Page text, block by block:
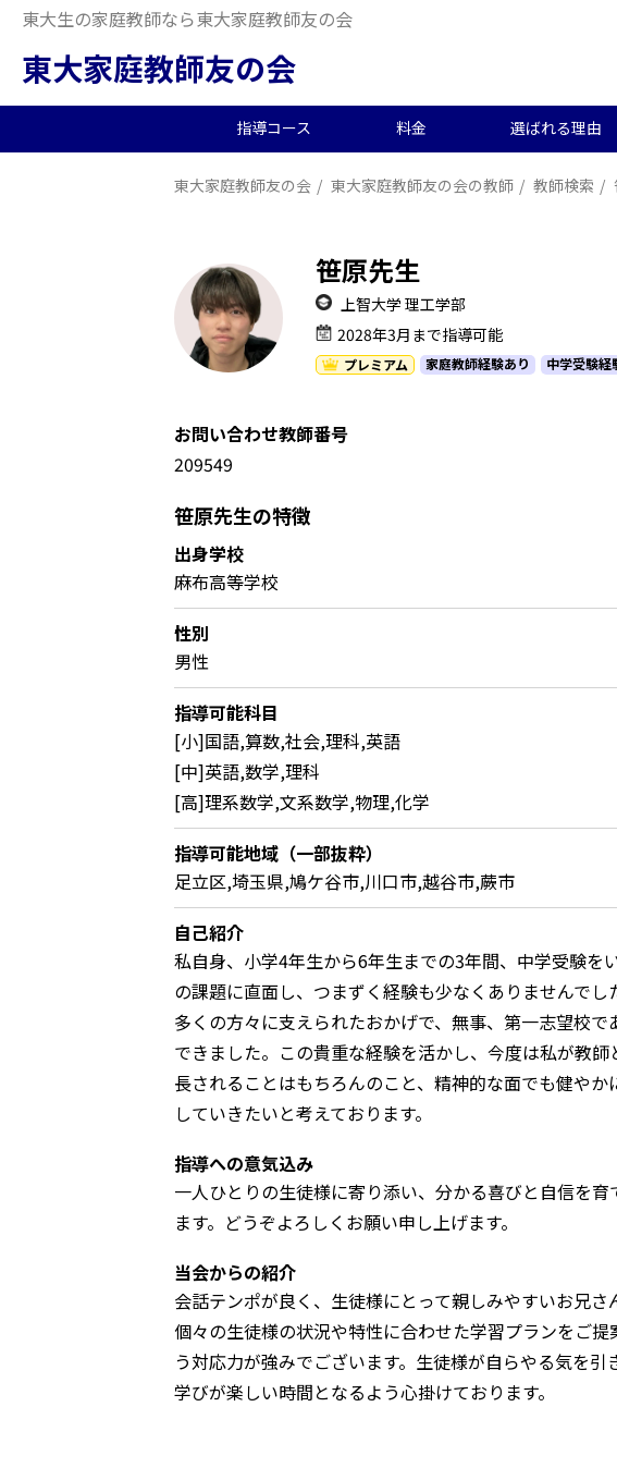
東大生の家庭教師なら東大家庭教師友の会
東大家庭教師友の会
指導コース
中学受験/塾対策 高校受験
大学生向け
社会人向け
料金
料金概要 小学生のご料金
選ばれる理由
当会の特徴 オンライン自習室
東大生の教師を探す 派遣エリアから探
2026年度合格実績 中学受験の合格実
東大家庭教師友の会 東大家庭教師友の会の教師 教師検索
笹原先生
上智大学 理工学部
2028年3月まで指導可能
プレミアム 家庭教師経験あり 中学受験経
お問い合わせ教師番号
1209549
笹原先生の特徴
出身学校
麻布高等学校
性別
男性
指導可能科目
[小]国語,算数,社会,理科,英語
[中]英語,数学,理科
[高]理系数学,文系数学,物理,化学
指導可能地域（一部抜粋）
足立区,埼玉県,鳩ケ谷市,川口市,越谷市,蕨市
自己紹介
私自身、小学4年生から6年生までの3年間、中学受験を
の課題に直面し、つまずく経験も少なくありませんで
多くの方々に支えられたおかげで、無事、第一志望校
できました。この貴重な経験を活かし、今度は私が教
長されることはもちろんのこと、精神的な面でも健や
していきたいと考えております。
指導への意気込み
一人ひとりの生徒様に寄り添い、分かる喜びと自信を
ます。どうぞよろしくお願い申し上げます。
当会からの紹介
会話テンポが良く、生徒様にとって親しみやすいお兄さ
個々の生徒様の状況や特性に合わせた学習プランをご
う対応力が強みでございます。生徒様が自らやる気を引
学びが楽しい時間となるよう心掛けております。